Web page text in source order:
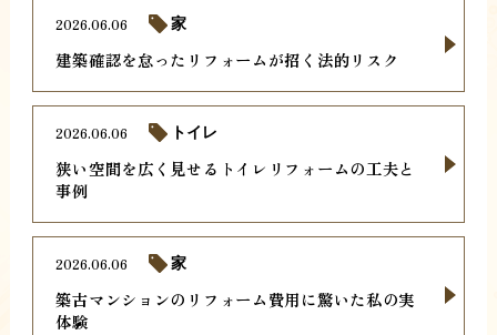
建築確認を怠ったリフォームが招く法的リスク
2026.06.06 家
狭い空間を広く見せるトイレリフォームの工夫と
事例
2026.06.06 トイレ
築古マンションのリフォーム費用に驚いた私の実
体験
2026.06.06 家